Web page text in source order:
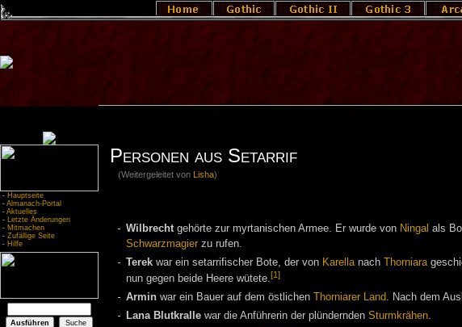
- Hauptseite
- Almanach-Portal
- Aktuelles
- Letzte Änderungen
- Mitmachen
- Zufällige Seite
- Hilfe
Personen aus Setarrif
(Weitergeleitet von Lisha)
Wilbrechtgehörte zur myrtanischen Armee. Er wurde von Ningal als
Schwarzmagier zu rufen.
Terek war ein setarrifischer Bote, der von Karellanach Thorniara
nun gegen beide Heere wütete.[1]
Armin war ein Bauer auf dem östlichen Thorniarer Land. Nach dem
Lana Blutkralle war die Anführerin der plündernden Sturmkrähen